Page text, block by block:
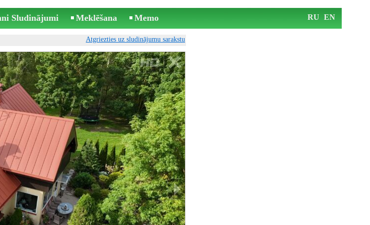
Sludinājumi Meklēšana Memo RU EN
Atgriezties uz sludinājumu sarakstu